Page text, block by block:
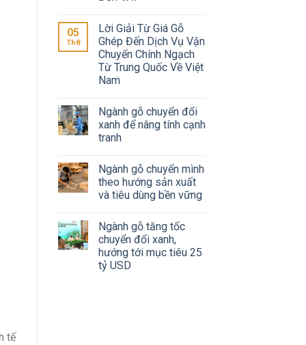
tế
05
Th8
Lời Giải Từ Giá Gỗ
Ghép Đến Dịch Vụ Vận
Chuyển Chính Ngạch
Từ Trung Quốc Về Việt
Nam
Ngành gỗ chuyển đổi
xanh để nâng tính cạnh
tranh
Ngành gỗ chuyển mình
theo hướng sản xuất
và tiêu dùng bền vững
Ngành gỗ tăng tốc
chuyển đổi xanh,
hướng tới mục tiêu 25
tỷ USD